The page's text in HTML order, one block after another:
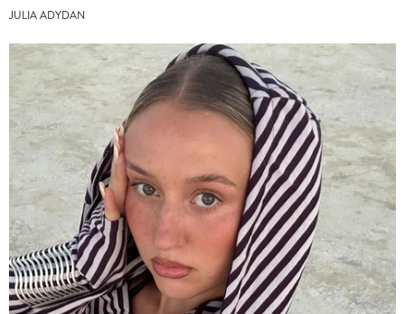
JULIA ADYDAN